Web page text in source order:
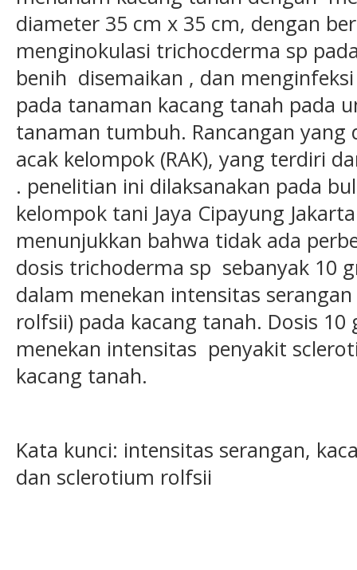
diameter 35 cm x 35 cm, dengan
menginokulasi trichocderma sp
benih disemaikan , dan
pada tanaman kacang tanah pada
tanaman tumbuh. Rancangan yang
acak kelompok (RAK), yang terdiri
. penelitian ini dilaksanakan pada
kelompok tani Jaya Cipayung
menunjukkan bahwa tidak ada
dosis trichoderma sp sebanyak 10
dalam menekan intensitas
rolfsii) pada kacang tanah. Dosis
menekan intensitas penyakit
kacang tanah.
Kata kunci: intensitas serangan,
dan sclerotium rolfsii